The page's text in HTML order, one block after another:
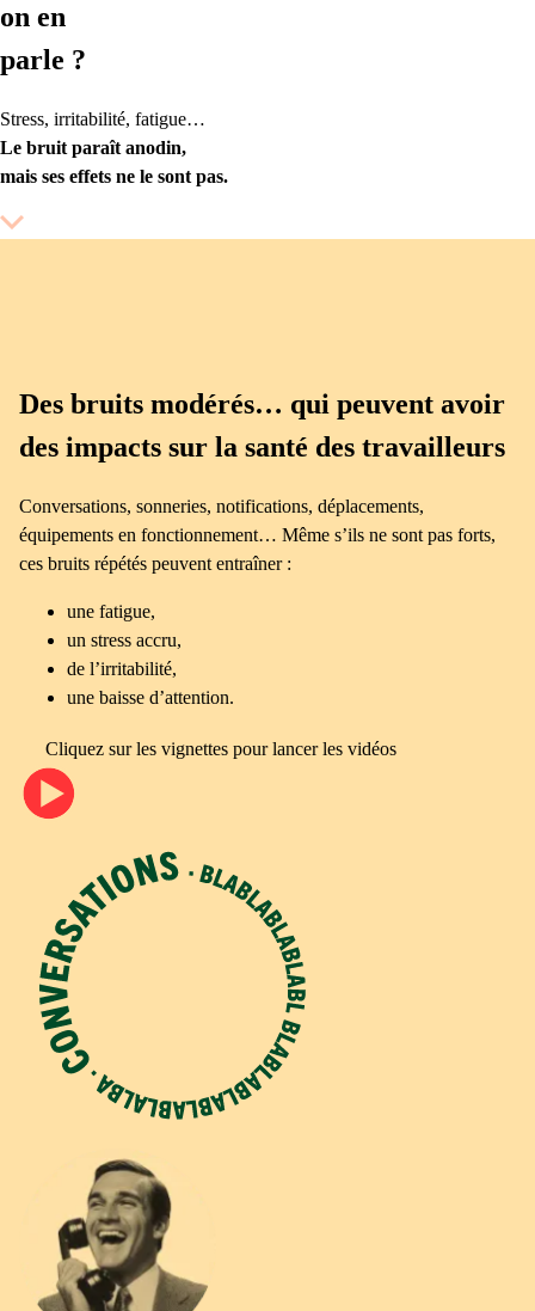
on en
parle ?
Stress, irritabilité, fatigue…
Le bruit paraît anodin,
mais ses effets ne le sont pas.
Des bruits modérés… qui peuvent avoir
des impacts sur la santé des travailleurs
Conversations, sonneries, notifications, déplacements,
équipements en fonctionnement… Même s’ils ne sont pas forts,
ces bruits répétés peuvent entraîner :
une fatigue,
un stress accru,
de l’irritabilité,
une baisse d’attention.
Cliquez sur les vignettes pour lancer les vidéos